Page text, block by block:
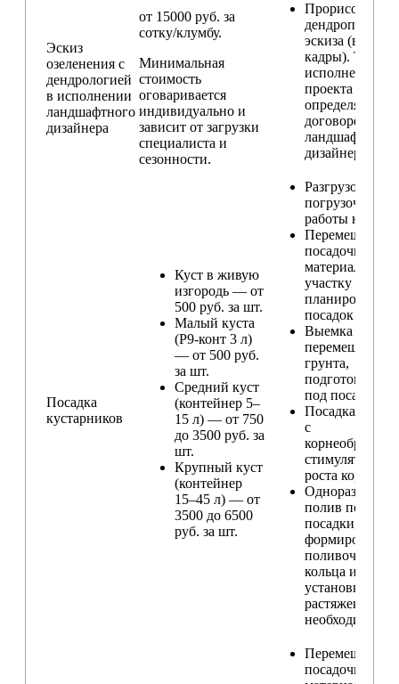
Эскиз
озеленения с
дендрологией
в исполнении
ландшафтного
дизайнера
от 15000 руб. за
сотку/клумбу.
Минимальная
стоимость
оговаривается
индивидуально и
зависит от загрузки
специалиста и
сезонности.
Прорисовка
дендроплана и
эскиза
кадры).
исполнения
проекта
определяется
ландшафтным
дизайнером
Посадка
кустарников
Куст в живую
изгородь — от
500 руб. за шт.
Малый куста
(Р9-конт 3 л)
— от 500 руб.
за шт.
Средний куст
(контейнер 5–
15 л) — от 750
до 3500 руб. за
шт.
Крупный куст
(контейнер
15–45 л) — от
3500 до 6500
руб. за шт.
Разгрузо-
погрузочные
работы на
Перемещение
посадочного
материала по
участку и
планирование
посадок
Выемка и
перемещение
грунта,
подготовка
под посадку
Посадка
с
стимулятором
роста корней
Одноразовый
полив после
посадки,
формирование
поливочного
кольца и
установка
растяжек (при
Перемещение
посадочного